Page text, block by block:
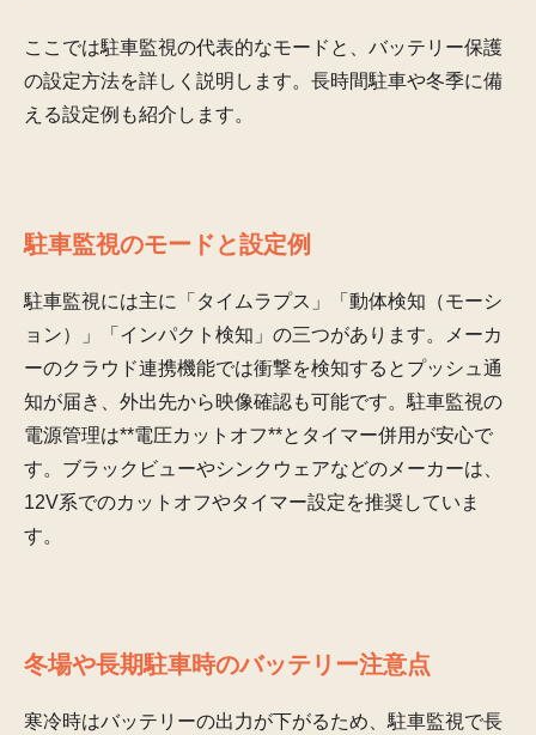
ここでは駐車監視の代表的なモードと、バッテリー保護
の設定方法を詳しく説明します。長時間駐車や冬季に備
える設定例も紹介します。
駐車監視のモードと設定例
駐車監視には主に「タイムラプス」「動体検知（モーシ
ョン）」「インパクト検知」の三つがあります。メーカ
ーのクラウド連携機能では衝撃を検知するとプッシュ通
知が届き、外出先から映像確認も可能です。駐車監視の
電源管理は**電圧カットオフ**とタイマー併用が安心で
す。ブラックビューやシンクウェアなどのメーカーは、
12V系でのカットオフやタイマー設定を推奨していま
す。
冬場や長期駐車時のバッテリー注意点
寒冷時はバッテリーの出力が下がるため、駐車監視で長